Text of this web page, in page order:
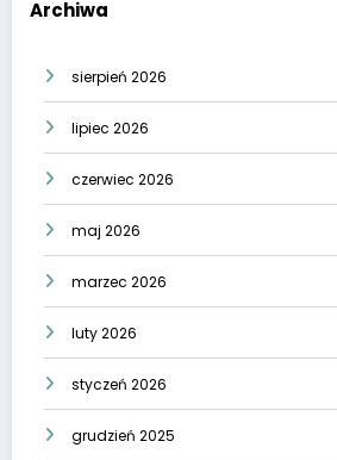
Archiwa
sierpień 2026
lipiec 2026
czerwiec 2026
maj 2026
marzec 2026
luty 2026
styczeń 2026
grudzień 2025